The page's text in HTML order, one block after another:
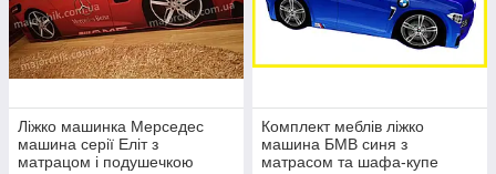
Ліжко машинка Мерседес
машина серії Еліт з
матрацом і подушечкою
Комплект меблів ліжко
машина БМВ синя з
матрасом та шафа-купе